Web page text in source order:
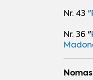
Nr. 43
Nr. 36 "